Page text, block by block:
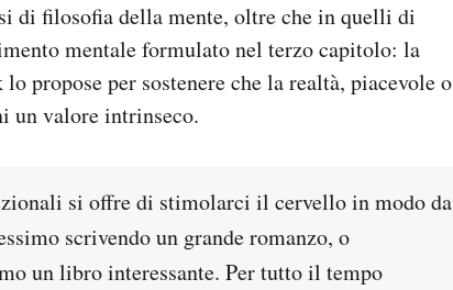
di filosofia della mente, oltre che in quelli di
mentale formulato nel terzo capitolo: la
propose per sostenere che la realtà, piacevole o
un valore intrinseco.
si offre di stimolarci il cervello in modo da
scrivendo un grande romanzo, o
un libro interessante. Per tutto il tempo